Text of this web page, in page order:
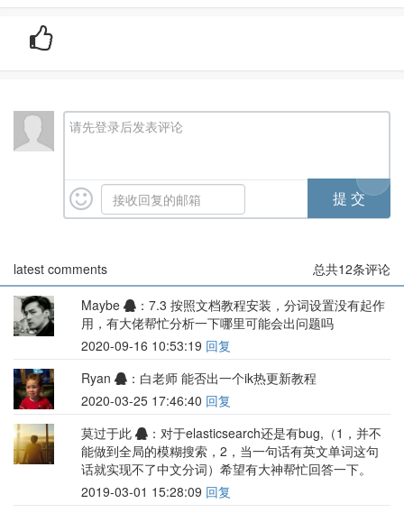
请先登录后发表评论
latest comments 总共12条评论
Maybe
：7.3 按照文档教程安装，分词设置没有起作
用，有大佬帮忙分析一下哪里可能会出问题吗
2020-09-16 10:53:19 回复
Ryan
：白老师 能否出一个ik热更新教程
2020-03-25 17:46:40 回复
莫过于此
：对于elasticsearch还是有bug,（1，并不
能做到全局的模糊搜索，2，当一句话有英文单词这句
话就实现不了中文分词）希望有大神帮忙回答一下。
2019-03-01 15:28:09 回复